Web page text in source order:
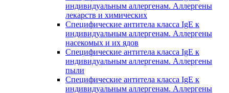
индивидуальным аллергенам. Аллергены
лекарств и химических
Специфические антитела класса IgE к
индивидуальным аллергенам. Аллергены
насекомых и их ядов
Специфические антитела класса IgE к
индивидуальным аллергенам. Аллергены
пыли
Специфические антитела класса IgE к
индивидуальным аллергенам. Аллергены